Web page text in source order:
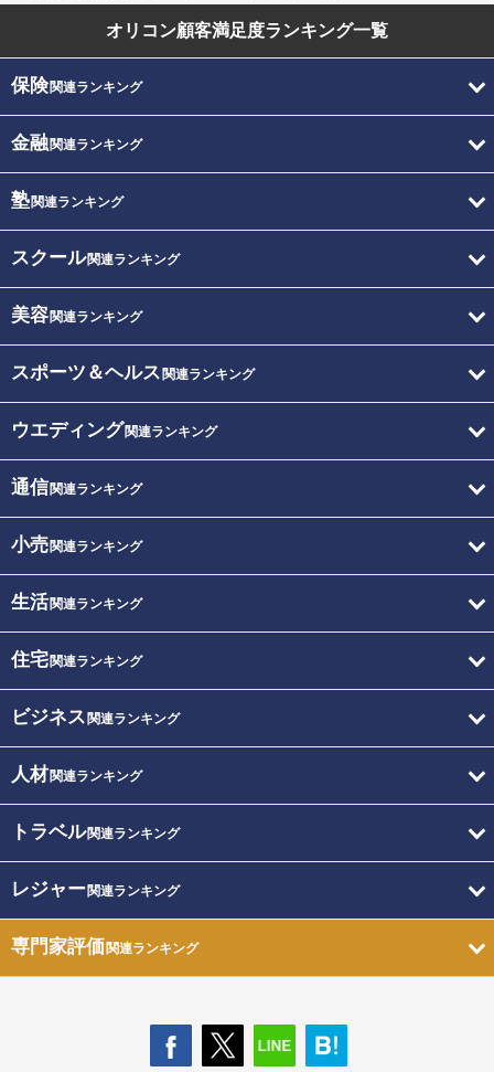
オリコン顧客満足度ランキング一覧
保険関連ランキング
金融関連ランキング
塾関連ランキング
スクール関連ランキング
美容関連ランキング
スポーツ＆ヘルス 関連ランキング
ウエディング関連ランキング
通信関連ランキング
小売関連ランキング
生活関連ランキング
住宅関連ランキング
ビジネス 関連ランキング
人材関連ランキング
トラベル関連ランキング
レジャー関連ランキング
専門家評価関連ランキング